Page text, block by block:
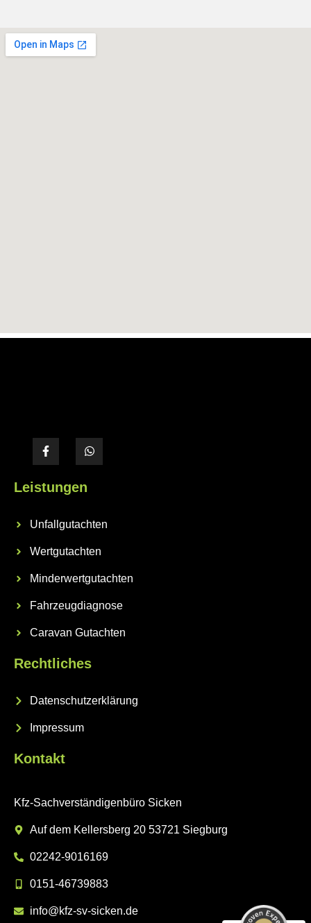
Leistungen
Unfallgutachten
Wertgutachten
Minderwertgutachten
Fahrzeugdiagnose
Caravan Gutachten
Rechtliches
Datenschutzerklärung
Impressum
Kontakt
Kfz-Sachverständigenbüro Sicken
Auf dem Kellersberg 20 53721 Siegburg
02242-9016169
0151-46739883
info@kfz-sv-sicken.de
Kundenbewertungen und Erfahrungen zu
ProvenExpert.com